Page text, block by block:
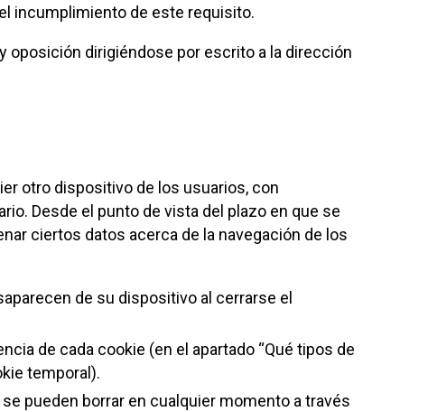
incumplimiento de este requisito.
oposición dirigiéndose por escrito a la dirección
otro dispositivo de los usuarios, con
Desde el punto de vista del plazo en que se
ciertos datos acerca de la navegación de los
de su dispositivo al cerrarse el
de cada cookie (en el apartado “Qué tipos de
temporal).
pueden borrar en cualquier momento a través